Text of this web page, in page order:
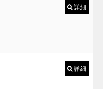
詳細
詳細